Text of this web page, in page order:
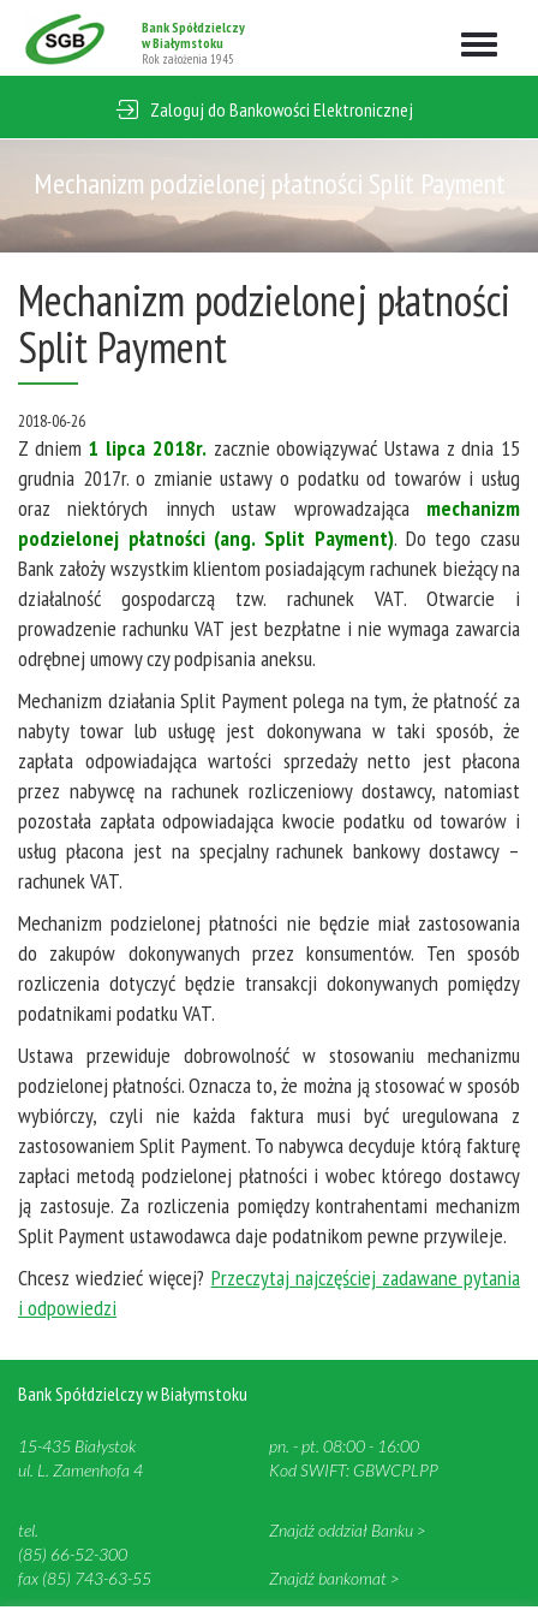
Rozwiń
Bank Spółdzielczy
w Białymstoku
Rok założenia 1945
Zaloguj do Bankowości Elektronicznej
Mechanizm podzielonej płatności Split Payment
Mechanizm podzielonej płatności
Split Payment
2018-06-26
Z dniem 1 lipca 2018r.zacznie obowiązywać Ustawa z dnia 15
grudnia 2017r. o zmianie ustawy o podatku od towarów i usług
oraz niektórych innych ustaw wprowadzająca mechanizm
podzielonej płatności (ang. Split Payment). Do tego czasu
Bank założy wszystkim klientom posiadającym rachunek bieżący na
działalność gospodarczą tzw. rachunek VAT. Otwarcie i
prowadzenie rachunku VAT jest bezpłatne i nie wymaga zawarcia
odrębnej umowy czy podpisania aneksu.
Mechanizm działania Split Payment polega na tym, że płatność za
nabyty towar lub usługę jest dokonywana w taki sposób, że
zapłata odpowiadająca wartości sprzedaży netto jest płacona
przez nabywcę na rachunek rozliczeniowy dostawcy, natomiast
pozostała zapłata odpowiadająca kwocie podatku od towarów i
usług płacona jest na specjalny rachunek bankowy dostawcy –
rachunek VAT.
Mechanizm podzielonej płatności nie będzie miał zastosowania
do zakupów dokonywanych przez konsumentów. Ten sposób
rozliczenia dotyczyć będzie transakcji dokonywanych pomiędzy
podatnikami podatku VAT.
Ustawa przewiduje dobrowolność w stosowaniu mechanizmu
podzielonej płatności. Oznacza to, że można ją stosować w sposób
wybiórczy, czyli nie każda faktura musi być uregulowana z
zastosowaniem Split Payment. To nabywca decyduje którą fakturę
zapłaci metodą podzielonej płatności i wobec którego dostawcy
ją zastosuje. Za rozliczenia pomiędzy kontrahentami mechanizm
Split Payment ustawodawca daje podatnikom pewne przywileje.
Chcesz wiedzieć więcej? Przeczytaj najczęściej zadawane pytania
i odpowiedzi
Bank Spółdzielczy w Białymstoku
15-435 Białystok
ul. L. Zamenhofa 4
pn. - pt. 08:00 - 16:00
Kod SWIFT: GBWCPLPP
tel.
(85) 66-52-300
fax (85) 743-63-55
Znajdź oddział Banku >
Znajdź bankomat >